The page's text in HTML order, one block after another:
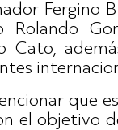
Fergino
Rolando
Cato,
que
el objetivo